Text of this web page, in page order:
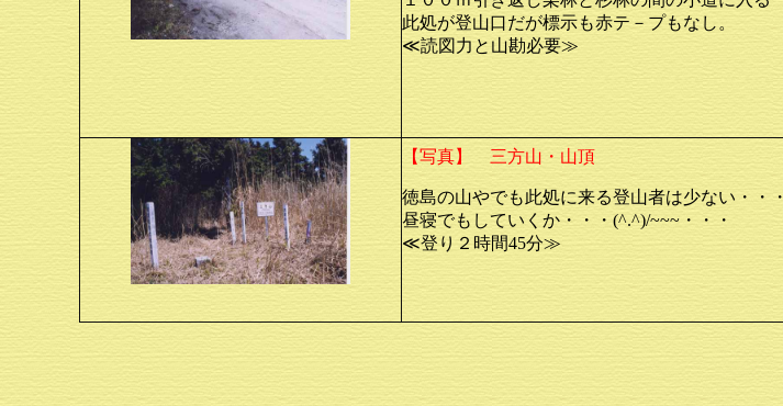
此処が登山口だが標示も赤テ－プもなし。
≪読図力と山勘必要≫
【写真】 三方山・山頂
徳島の山やでも此処に来る登山者は少ない・・・
昼寝でもしていくか・・・(^.^)/~~~・・・
≪登り２時間45分≫